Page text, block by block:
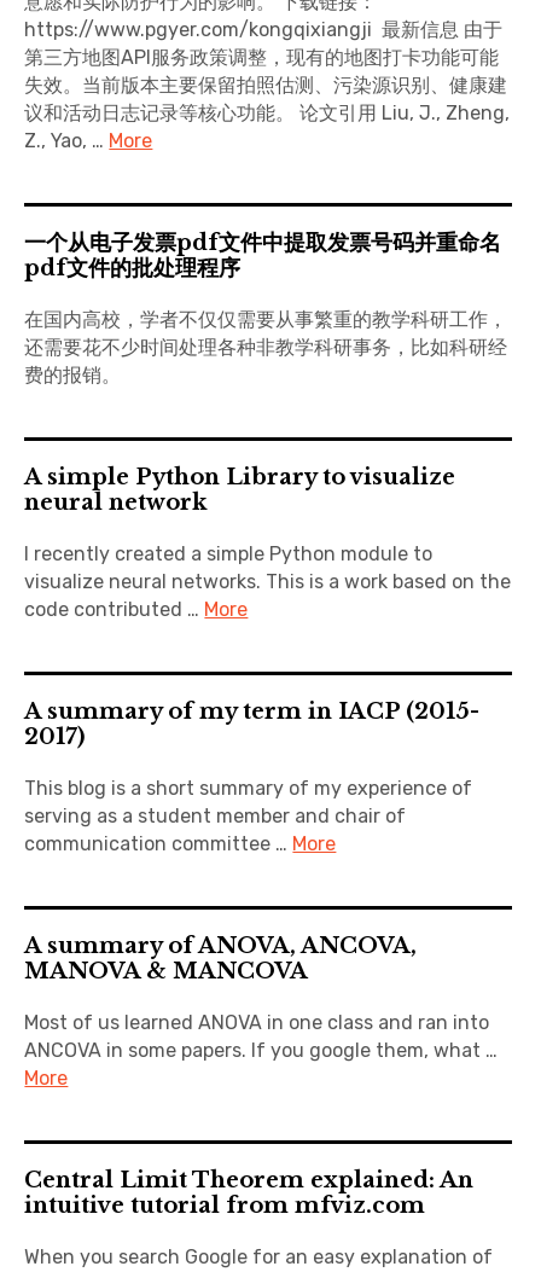
https://www.pgyer.com/kongqixiangji 最新信息 由于
第三方地图API服务政策调整，现有的地图打卡功能可能
失效。当前版本主要保留拍照估测、污染源识别、健康建
议和活动日志记录等核心功能。 论文引用 Liu, J., Zheng,
Z., Yao, … More
一个从电子发票pdf文件中提取发票号码并重命名
pdf文件的批处理程序
在国内高校，学者不仅仅需要从事繁重的教学科研工作，
还需要花不少时间处理各种非教学科研事务，比如科研经
费的报销。
A simple Python Library to visualize
neural network
I recently created a simple Python module to
visualize neural networks. This is a work based on the
code contributed … More
A summary of my term in IACP (2015-
2017)
This blog is a short summary of my experience of
serving as a student member and chair of
communication committee … More
A summary of ANOVA, ANCOVA,
MANOVA & MANCOVA
Most of us learned ANOVA in one class and ran into
ANCOVA in some papers. If you google them, what …
More
Central Limit Theorem explained: An
intuitive tutorial from mfviz.com
When you search Google for an easy explanation of